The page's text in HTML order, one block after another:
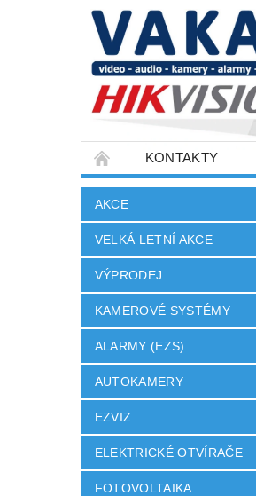
KONTAKTY
SLOVNÍK POJMŮ
AKCE
VELKÁ LETNÍ AKCE
VÝPRODEJ
KAMEROVÉ SYSTÉMY
ALARMY (EZS)
AUTOKAMERY
EZVIZ
ELEKTRICKÉ OTVÍRAČE
FOTOVOLTAIKA